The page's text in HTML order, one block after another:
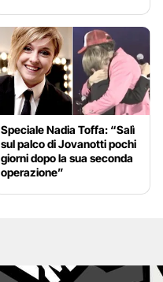
Speciale Nadia Toffa: “Salì
sul palco di Jovanotti pochi
giorni dopo la sua seconda
operazione”